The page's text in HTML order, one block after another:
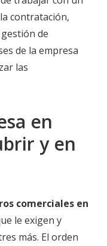
contratación,
de
de la empresa
las
en
y en
comerciales en
le exigen y
más. El orden